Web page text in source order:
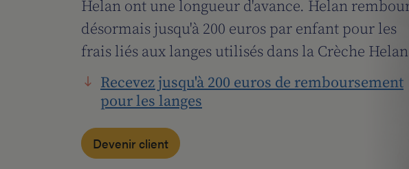
Helan ont une longueur d'avance. Helan
désormais jusqu'à 200 euros par enfant pour les
frais liés aux langes utilisés dans la Crèche
Recevez jusqu'à 200 euros de remboursement
pour les langes
Devenir client